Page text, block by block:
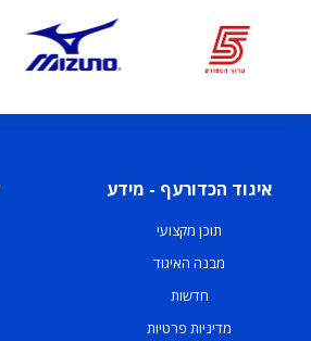
איגוד הכדורעף - מידע
תוכן מקצועי
מבנה האיגוד
חדשות
מדיניות פרטיות